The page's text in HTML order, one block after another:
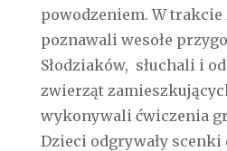
powodzeniem. W trakcie
poznawali wesołe
Słodziaków, słuchali i
zwierząt
wykonywali ćwiczenia
Dzieci odgrywały scenki